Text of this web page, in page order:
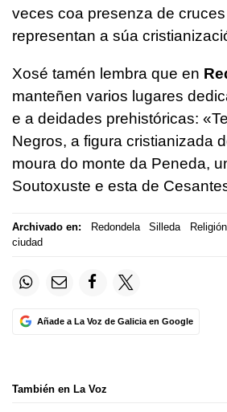
veces coa presenza de
representan a súa
Xosé tamén lembra que en
manteñen varios lugares
e a deidades prehistóricas:
Negros, a figura cristianizada
moura do monte da Peneda,
Soutoxuste e esta de
Archivado en: Redondela Silleda Religión
ciudad
Añade a La Voz de Galicia en Google
También en La Voz